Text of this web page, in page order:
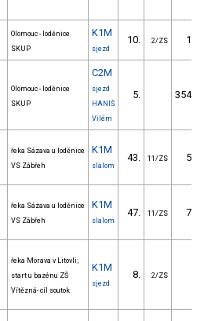
Olomouc - loděnice
SKUP
K1M
sjezd
10. 2/ZS 18.20
Olomouc - loděnice
SKUP
C2M
sjezd
HANIŠ
Vilém
5. 3549.19
řeka Sázava u loděnice
VS Zábřeh
K1M
slalom
43. 11/ZS 54.20
řeka Sázava u loděnice
VS Zábřeh
K1M
slalom
47. 11/ZS 73.10
řeka Morava v Litovli;
start u bazénu ZŠ
Vítězná- cíl soutok
K1M
sjezd
8. 2/ZS